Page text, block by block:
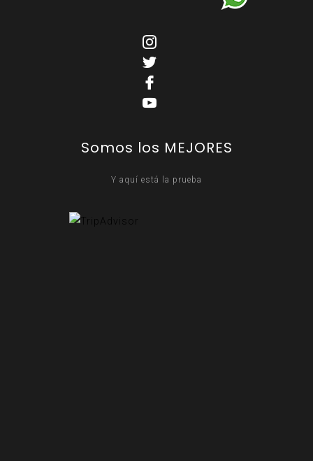
Somos los MEJORES
Y aquí está la prueba